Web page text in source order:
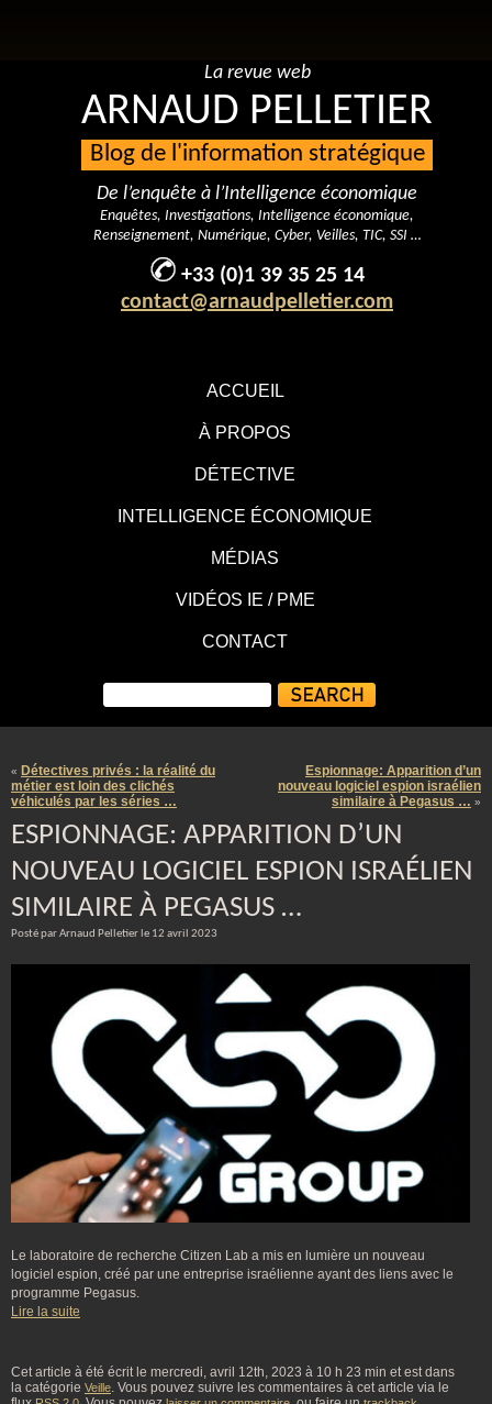
ACCUEIL
À PROPOS
DÉTECTIVE
INTELLIGENCE ÉCONOMIQUE
MÉDIAS
VIDÉOS IE / PME
CONTACT
La revue web
ARNAUD PELLETIER
Blog de l'information stratégique
De l’enquête à l’Intelligence économique
Enquêtes, Investigations, Intelligence économique,
Renseignement, Numérique, Cyber, Veilles, TIC, SSI …
+33 (0)1 39 35 25 14
contact@arnaudpelletier.com
« Détectives privés : la réalité du
métier est loin des clichés
véhiculés par les séries …
Espionnage: Apparition d’un
nouveau logiciel espion israélien
similaire à Pegasus … »
ESPIONNAGE: APPARITION D’UN
NOUVEAU LOGICIEL ESPION ISRAÉLIEN
SIMILAIRE À PEGASUS …
Posté par Arnaud Pelletier le 12 avril 2023
Le laboratoire de recherche Citizen Lab a mis en lumière un nouveau
logiciel espion, créé par une entreprise israélienne ayant des liens avec le
programme Pegasus.
Lire la suite
Cet article à été écrit le mercredi, avril 12th, 2023 à 10 h 23 min et est dans
la catégorie Veille. Vous pouvez suivre les commentaires à cet article via le